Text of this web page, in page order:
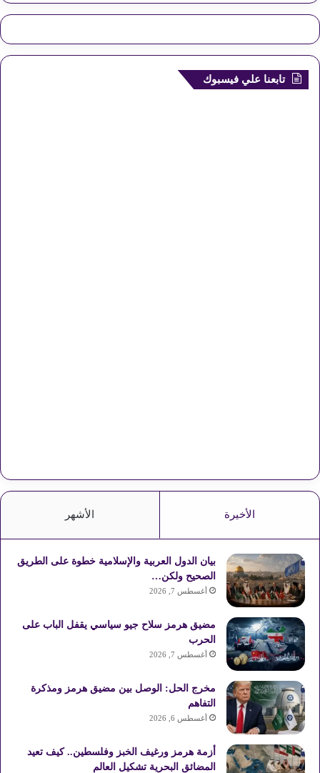
تابعنا علي فيسبوك
الأخيرة الأشهر
بيان الدول العربية والإسلامية خطوة على الطريق
الصحيح ولكن…
أغسطس 7, 2026
مضيق هرمز سلاح جيو سياسي يقفل الباب على
الحرب
أغسطس 7, 2026
مخرج الحل: الوصل بين مضيق هرمز ومذكرة
التفاهم
أغسطس 6, 2026
أزمة هرمز ورغيف الخبز وفلسطين.. كيف تعيد
المضائق البحرية تشكيل العالم